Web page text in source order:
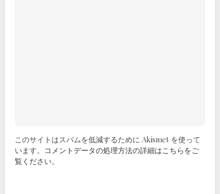
このサイトはスパムを低減するために Akismet を使って
います。 コメントデータの処理方法の詳細はこちらをご
覧ください。